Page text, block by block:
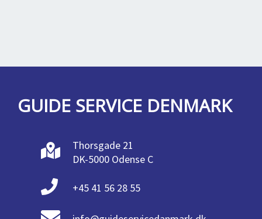
GUIDE SERVICE DENMARK
Thorsgade 21
DK-5000 Odense C
+45 41 56 28 55